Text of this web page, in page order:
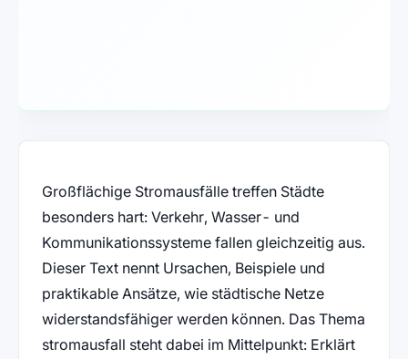
Großflächige Stromausfälle treffen Städte
besonders hart: Verkehr, Wasser- und
Kommunikationssysteme fallen gleichzeitig aus.
Dieser Text nennt Ursachen, Beispiele und
praktikable Ansätze, wie städtische Netze
widerstandsfähiger werden können. Das Thema
stromausfall steht dabei im Mittelpunkt: Erklärt